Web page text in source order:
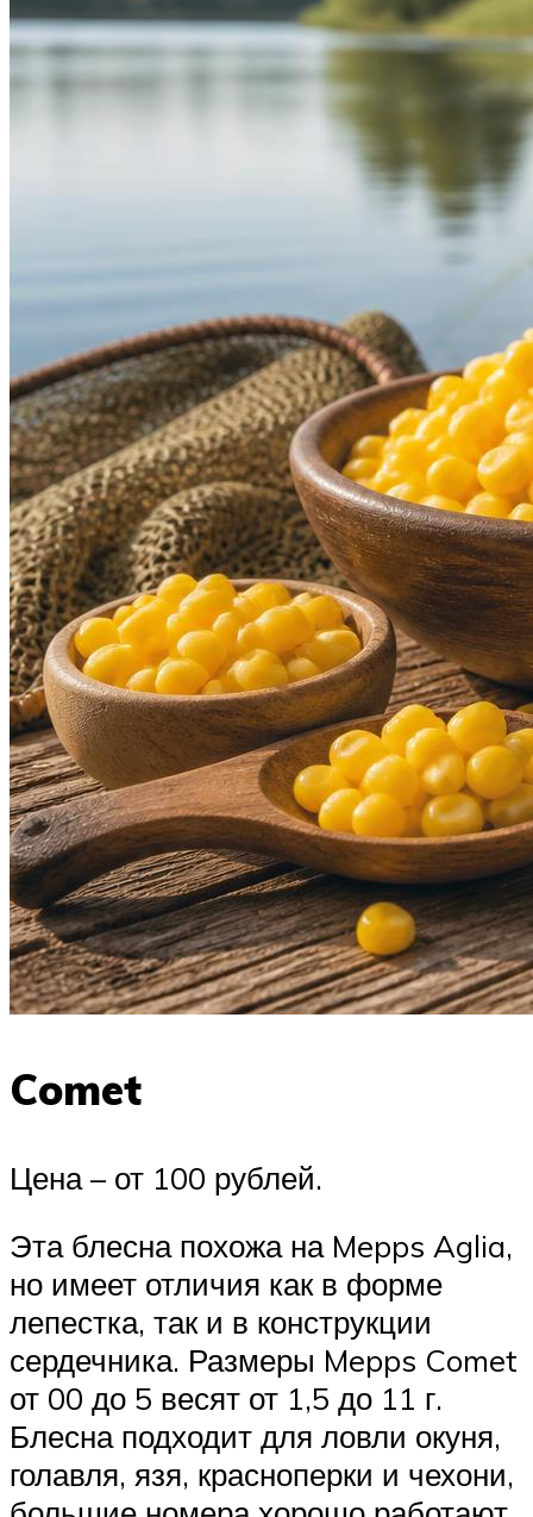
Comet
Цена – от 100 рублей.
Эта блесна похожа на Mepps Aglia,
но имеет отличия как в форме
лепестка, так и в конструкции
сердечника. Размеры Mepps Comet
от 00 до 5 весят от 1,5 до 11 г.
Блесна подходит для ловли окуня,
голавля, язя, красноперки и чехони,